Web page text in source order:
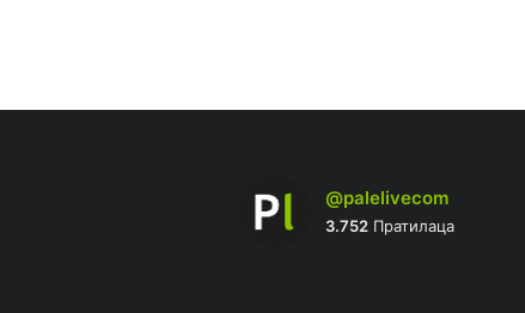
@palelivecom
3.752Пратилаца